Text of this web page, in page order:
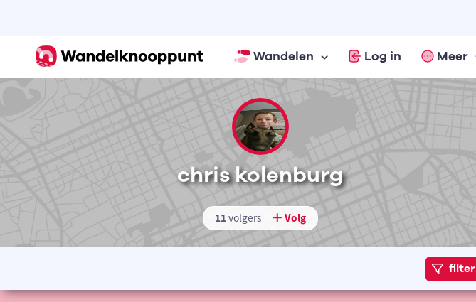
Wandelen Log in Meer
chris kolenburg
11volgers Volg
filter